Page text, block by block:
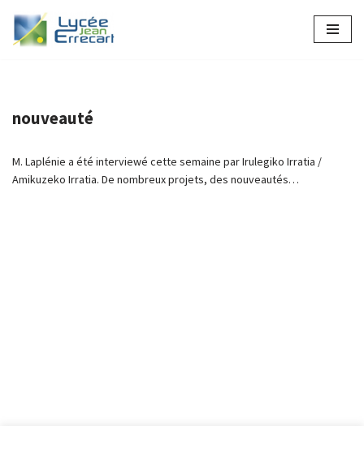
Aller
nouveauté
M. Laplénie a été interviewé cette semaine par Irulegiko Irratia /
Amikuzeko Irratia. De nombreux projets, des nouveautés…